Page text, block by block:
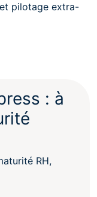
pilotage extra-
: à
RH,